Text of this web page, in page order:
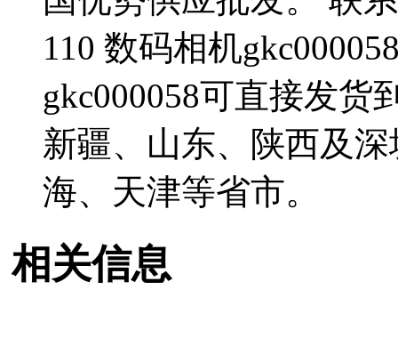
110 数码相机
gkc000058可直接发货
新疆、山东、陕西及
海、天津等省市。
相关信息